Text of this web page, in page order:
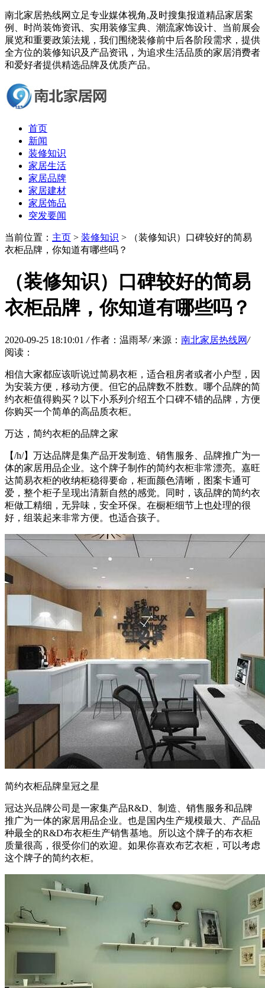
南北家居热线网立足专业媒体视角,及时搜集报道精品家居案
例、时尚装饰资讯、实用装修宝典、潮流家饰设计、当前展会
展览和重要政策法规，我们围绕装修前中后各阶段需求，提供
全方位的装修知识及产品资讯，为追求生活品质的家居消费者
和爱好者提供精选品牌及优质产品。
首页
新闻
装修知识
家居生活
家居品牌
家居建材
家居饰品
突发要闻
当前位置： 主页 > 装修知识 > （装修知识）口碑较好的简易
衣柜品牌，你知道有哪些吗？
（装修知识）口碑较好的简易
衣柜品牌，你知道有哪些吗？
2020-09-25 18:10:01 / 作者：温雨琴/ 来源： 南北家居热线网/
阅读：
相信大家都应该听说过简易衣柜，适合租房者或者小户型，因
为安装方便，移动方便。但它的品牌数不胜数。哪个品牌的简
约衣柜值得购买？以下小系列介绍五个口碑不错的品牌，方便
你购买一个简单的高品质衣柜。
万达，简约衣柜的品牌之家
【/h/】万达品牌是集产品开发制造、销售服务、品牌推广为一
体的家居用品企业。这个牌子制作的简约衣柜非常漂亮。嘉旺
达简易衣柜的收纳柜稳得要命，柜面颜色清晰，图案卡通可
爱，整个柜子呈现出清新自然的感觉。同时，该品牌的简约衣
柜做工精细，无异味，安全环保。在橱柜细节上也处理的很
好，组装起来非常方便。也适合孩子。
简约衣柜品牌皇冠之星
冠达兴品牌公司是一家集产品R&D、制造、销售服务和品牌
推广为一体的家居用品企业。也是国内生产规模最大、产品品
种最全的R&D布衣柜生产销售基地。所以这个牌子的布衣柜
质量很高，很受你们的欢迎。如果你喜欢布艺衣柜，可以考虑
这个牌子的简约衣柜。